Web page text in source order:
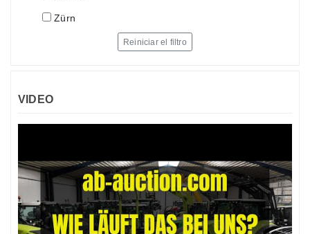
Zürn
Reiniciar el filtro
VIDEO